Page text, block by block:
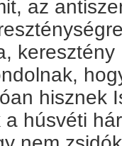
az
hisznek
húsvéti